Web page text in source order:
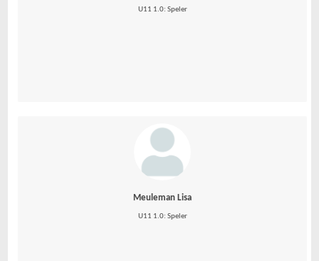
U11 1.0: Speler
Meuleman Lisa
U11 1.0: Speler